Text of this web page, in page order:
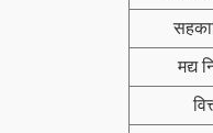
मद्य